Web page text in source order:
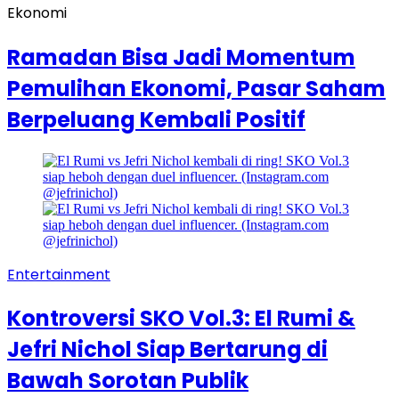
Ekonomi
Ramadan Bisa Jadi Momentum
Pemulihan Ekonomi, Pasar Saham
Berpeluang Kembali Positif
Entertainment
Kontroversi SKO Vol.3: El Rumi &
Jefri Nichol Siap Bertarung di
Bawah Sorotan Publik